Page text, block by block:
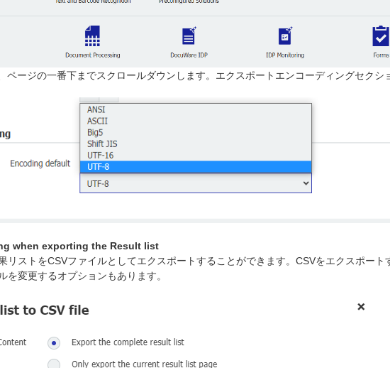
ページの一番下までスクロールダウンします。エクスポートエンコーディングセクシ
when exporting the Result list
リストをCSVファイルとしてエクスポートすることができます。CSVをエクスポート
を変更するオプションもあります。